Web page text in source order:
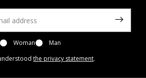
Woman
Man
the privacy statement.